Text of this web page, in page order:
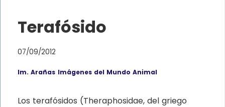
Terafósido
07/09/2012
Im. Arañas Imágenes del Mundo Animal
Los terafósidos (Theraphosidae, del griego